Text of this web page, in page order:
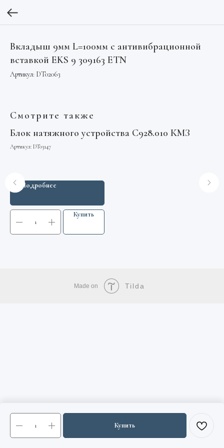
Вкладыш 9мм L=100мм с антивибрационной
вставкой EKS 9 309163 ETN
Артикул: DT02063
Купить
Смотрите также
Блок натяжного устройства С928.010 КМЗ
Артикул: DT03147
Подробнее
Купить
Made on Tilda